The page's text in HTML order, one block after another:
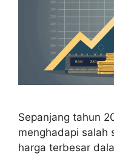
Sepanjang tahun
menghadapi salah
harga terbesar